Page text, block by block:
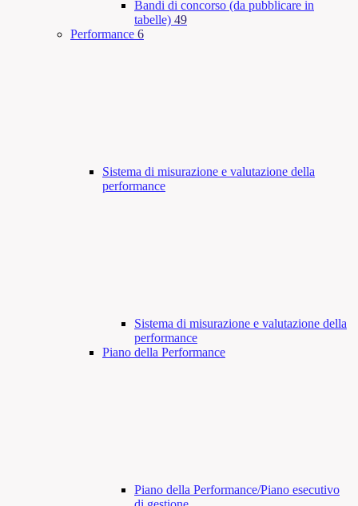
Bandi di concorso (da pubblicare in
tabelle) 49
Performance 6
Sistema di misurazione e valutazione della
performance
Sistema di misurazione e valutazione della
performance
Piano della Performance
Piano della Performance/Piano esecutivo